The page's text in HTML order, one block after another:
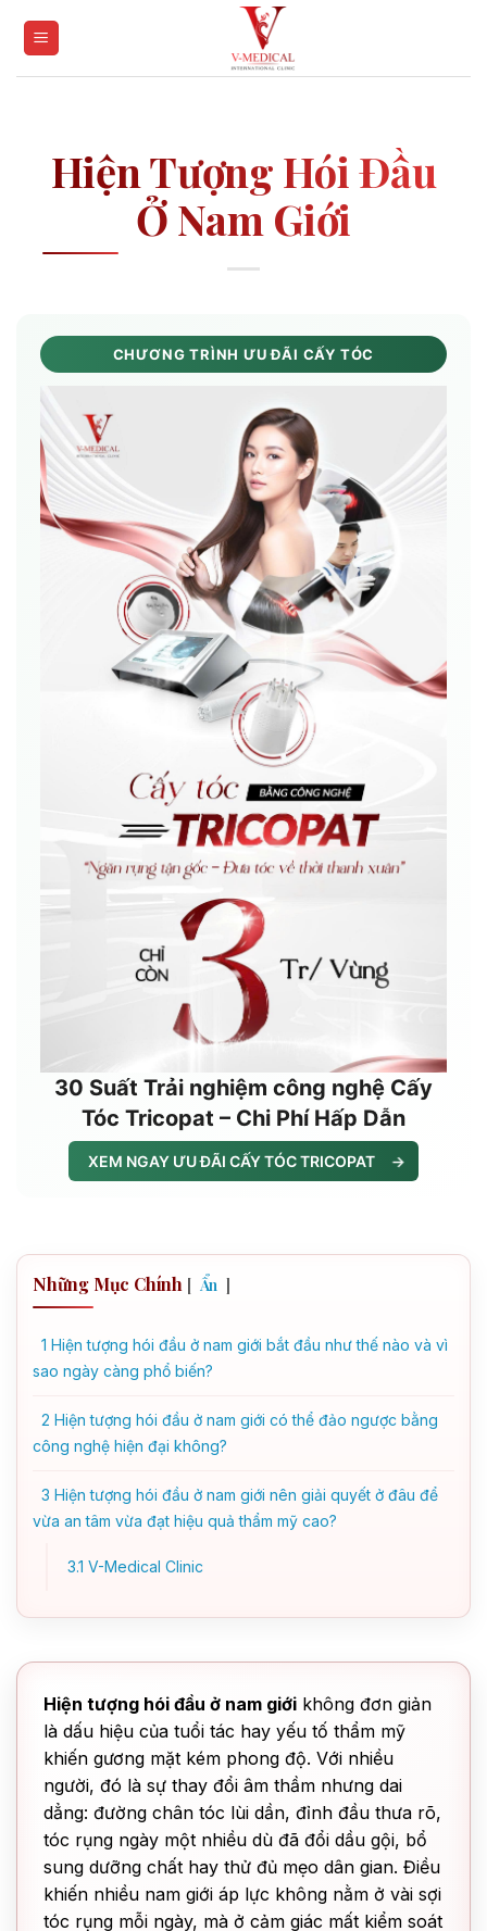
Hiện Tượng Hói Đầu
Ở Nam Giới
CHƯƠNG TRÌNH ƯU ĐÃI CẤY TÓC
30 Suất Trải nghiệm công nghệ Cấy
Tóc Tricopat – Chi Phí Hấp Dẫn
XEM NGAY ƯU ĐÃI CẤY TÓC TRICOPAT →
Những Mục Chính [ Ẩn ]
1 Hiện tượng hói đầu ở nam giới bắt đầu như thế nào và vì
sao ngày càng phổ biến?
2 Hiện tượng hói đầu ở nam giới có thể đảo ngược bằng
công nghệ hiện đại không?
3 Hiện tượng hói đầu ở nam giới nên giải quyết ở đâu để
vừa an tâm vừa đạt hiệu quả thẩm mỹ cao?
3.1 V-Medical Clinic
Hiện tượng hói đầu ở nam giới không đơn giản
là dấu hiệu của tuổi tác hay yếu tố thẩm mỹ
khiến gương mặt kém phong độ. Với nhiều
người, đó là sự thay đổi âm thầm nhưng dai
dẳng: đường chân tóc lùi dần, đỉnh đầu thưa rõ,
tóc rụng ngày một nhiều dù đã đổi dầu gội, bổ
sung dưỡng chất hay thử đủ mẹo dân gian. Điều
khiến nhiều nam giới áp lực không nằm ở vài sợi
tóc rụng mỗi ngày, mà ở cảm giác mất kiểm soát